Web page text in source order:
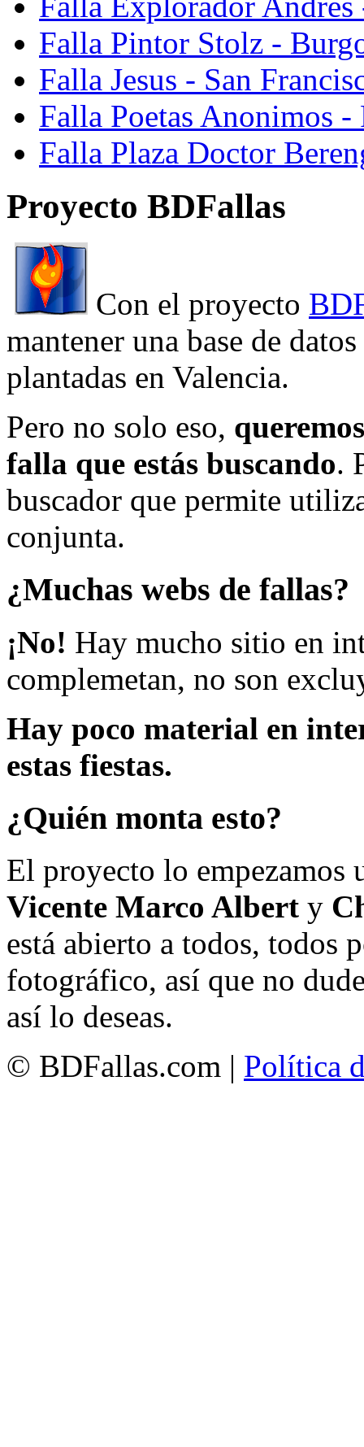
Falla Pintor Stolz -
Falla Jesus - San
Falla Poetas Anonimos
Falla Plaza Doctor
Proyecto BDFallas
Con el proyecto
mantener una base de
plantadas en Valencia.
Pero no solo eso,
falla que estás buscando.
buscador que permite
conjunta.
¿Muchas webs de fallas?
¡No! Hay mucho sitio en
complemetan, no son
Hay poco material en
estas fiestas.
¿Quién monta esto?
El proyecto lo empezamos
Vicente Marco Albert y
está abierto a todos, todos
fotográfico, así que no
así lo deseas.
© BDFallas.com | Política